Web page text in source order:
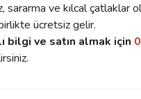
sararma ve kılcal çatlaklar
ücretsiz gelir.
bilgi ve satın almak için